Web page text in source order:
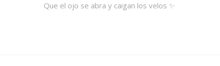
Que el ojo se abra y caigan los velos ✨